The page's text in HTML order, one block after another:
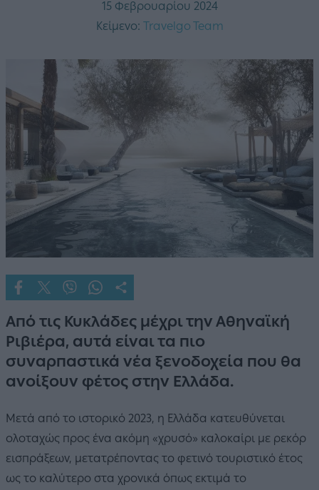
15 Φεβρουαρίου 2024
Κείμενο: Travelgo Team
Από τις Κυκλάδες μέχρι την Αθηναϊκή
Ριβιέρα, αυτά είναι τα πιο
συναρπαστικά νέα ξενοδοχεία που θα
ανοίξουν φέτος στην Ελλάδα.
Μετά από το ιστορικό 2023, η Ελλάδα κατευθύνεται
ολοταχώς προς ένα ακόμη «χρυσό» καλοκαίρι με ρεκόρ
εισπράξεων, μετατρέποντας το φετινό τουριστικό έτος
ως το καλύτερο στα χρονικά όπως εκτιμά το